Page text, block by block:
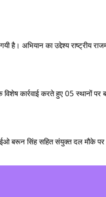
अभियान का उद्देश्य राष्ट्रीय
कार्रवाई करते हुए 05 स्थानों पर
बरून सिंह सहित संयुक्त दल मौके पर